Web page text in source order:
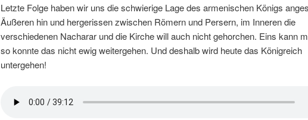
Letzte Folge haben wir uns die schwierige Lage des armenischen Königs
Äußeren hin und hergerissen zwischen Römern und Persern, im Inneren die
verschiedenen Nacharar und die Kirche will auch nicht gehorchen. Eins kann
so konnte das nicht ewig weitergehen. Und deshalb wird heute das Königreich
untergehen!